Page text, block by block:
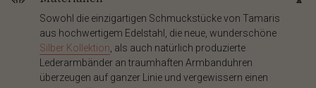
Sowohl die einzigartigen Schmuckstücke von Tamaris
aus hochwertigem Edelstahl, die neue, wunderschöne
Silber Kollektion, als auch natürlich produzierte
Lederarmbänder an traumhaften Armbanduhren
überzeugen auf ganzer Linie und vergewissern einen